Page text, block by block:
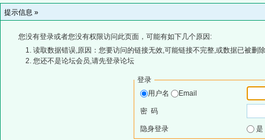
提示信息 »
您没有登录或者您没有权限访问此页面，可能有如下几个原因:
读取数据错误,原因：您要访问的链接无效,可能链接不完整,或数据已被删
您还不是论坛会员,请先登录论坛
登录
用户名
Email
密 码
隐身登录